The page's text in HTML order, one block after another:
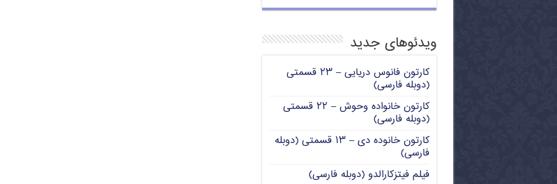
ویدئوهای جدید
کارتون فانوس دریایی – ۲۳ قسمتی
(دوبله فارسی)
کارتون خانواده وحوش – ۲۲ قسمتی
(دوبله فارسی)
کارتون خانوده دی – ۱۳ قسمتی (دوبله
فارسی)
فیلم فیتزکارالدو (دوبله فارسی)